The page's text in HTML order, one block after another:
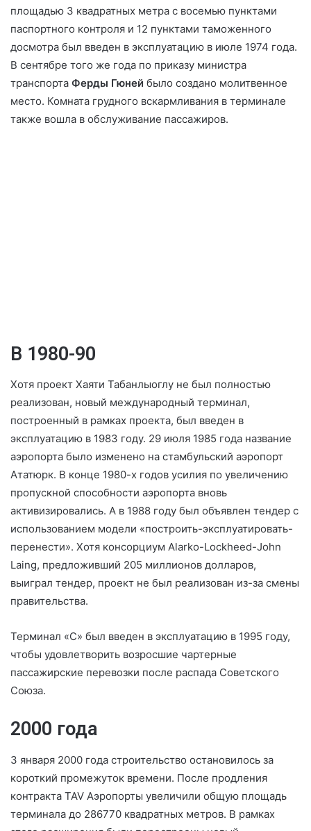
площадью 3 квадратных метра с восемью пунктами
паспортного контроля и 12 пунктами таможенного
досмотра был введен в эксплуатацию в июле 1974 года.
В сентябре того же года по приказу министра
транспорта Ферды Гюней было создано молитвенное
место. Комната грудного вскармливания в терминале
также вошла в обслуживание пассажиров.
В 1980-90
Хотя проект Хаяти Табанлыоглу не был полностью
реализован, новый международный терминал,
построенный в рамках проекта, был введен в
эксплуатацию в 1983 году. 29 июля 1985 года название
аэропорта было изменено на стамбульский аэропорт
Ататюрк. В конце 1980-х годов усилия по увеличению
пропускной способности аэропорта вновь
активизировались. А в 1988 году был объявлен тендер с
использованием модели «построить-эксплуатировать-
перенести». Хотя консорциум Alarko-Lockheed-John
Laing, предложивший 205 миллионов долларов,
выиграл тендер, проект не был реализован из-за смены
правительства.
Терминал «C» был введен в эксплуатацию в 1995 году,
чтобы удовлетворить возросшие чартерные
пассажирские перевозки после распада Советского
Союза.
2000 года
3 января 2000 года строительство остановилось за
короткий промежуток времени. После продления
контракта TAV Аэропорты увеличили общую площадь
терминала до 286770 квадратных метров. В рамках